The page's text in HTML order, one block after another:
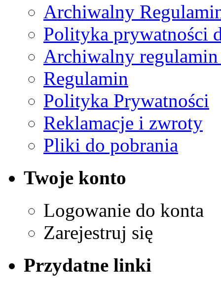
Archiwalny
Polityka prywatności
Archiwalny
Regulamin
Polityka Prywatności
Reklamacje i zwroty
Pliki do pobrania
Twoje konto
Logowanie do konta
Zarejestruj się
Przydatne linki